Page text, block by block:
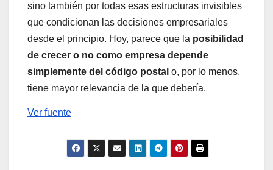
sino también por todas esas estructuras invisibles
que condicionan las decisiones empresariales
desde el principio. Hoy, parece que la posibilidad
de crecer o no como empresa depende
simplemente del código postal o, por lo menos,
tiene mayor relevancia de la que debería.
Ver fuente